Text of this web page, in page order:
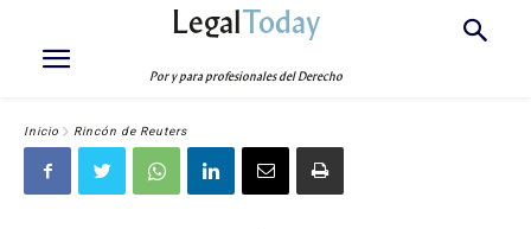
LegalToday
Por y para profesionales del Derecho
Inicio Rincón de Reuters